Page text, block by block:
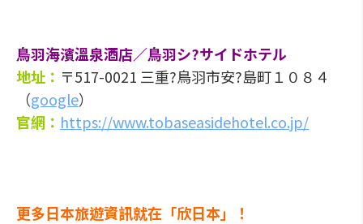
鳥羽海濱溫泉酒店／鳥羽シ?サイドホテル
地址： 〒517-0021 三重?鳥羽市安?島町１０８４
（google）
官網： https://www.tobaseasidehotel.co.jp/
更多日本旅遊資訊就在「欣日本」！